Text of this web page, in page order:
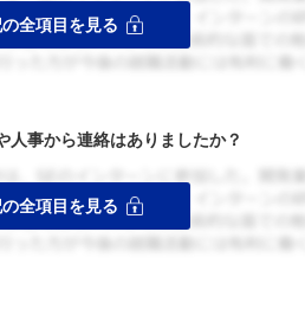
事から連絡はありましたか？